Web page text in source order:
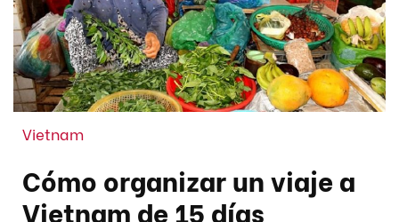
Vietnam
Cómo organizar un viaje a
Vietnam de 15 días